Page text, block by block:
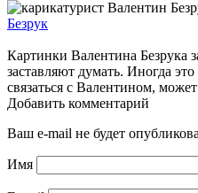
Безрук
Картинки Валентина Безрука
заставляют думать. Иногда
связаться с Валентином,
Добавить комментарий
Ваш e-mail не будет
Имя